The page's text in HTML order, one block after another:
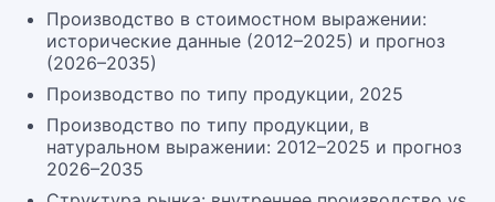
Производство в стоимостном выражении:
исторические данные (2012–2025) и прогноз
(2026–2035)
Производство по типу продукции, 2025
Производство по типу продукции, в
натуральном выражении: 2012–2025 и прогноз
2026–2035